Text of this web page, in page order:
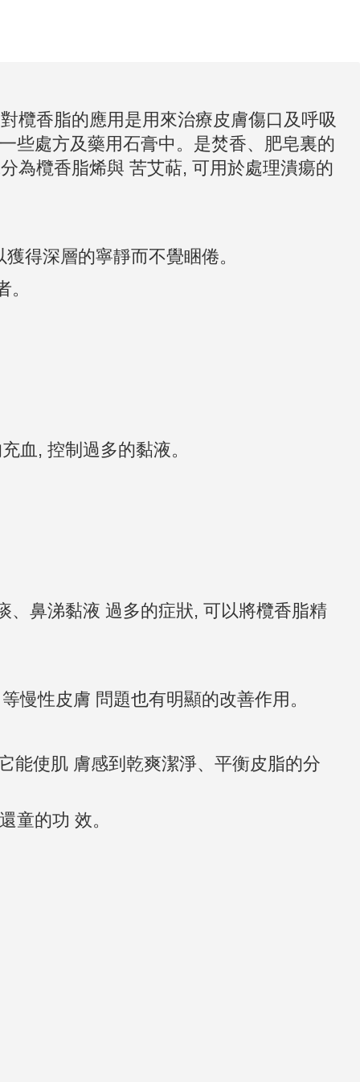
欖香脂的應用是用來治療皮膚傷口及呼吸
些處方及藥用石膏中。是焚香、肥皂裏的
為欖香脂烯與 苦艾萜, 可用於處理潰瘍的
得深層的寧靜而不覺睏倦。
血, 控制過多的黏液。
、鼻涕黏液 過多的症狀, 可以將欖香脂精
慢性皮膚 問題也有明顯的改善作用。
能使肌 膚感到乾爽潔淨、平衡皮脂的分
童的功 效。